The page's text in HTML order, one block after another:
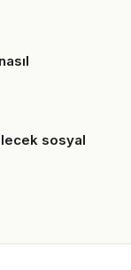
sosyal